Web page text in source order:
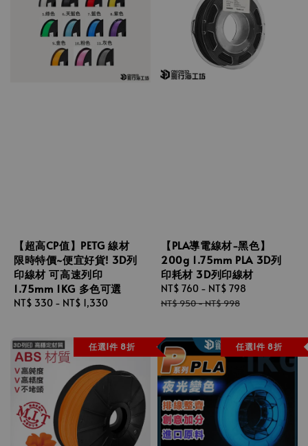
【超高CP值】PETG 線材
限時特價~便宜好貨! 3D列
印線材 可高速列印
1.75mm 1KG 多色可選
Regular
NT$ 330 - NT$ 1,330
【PLA導電線材-黑色】
200g 1.75mm PLA 3D列
印耗材 3D列印線材
Sale
price
NT$ 760 - NT$ 798
NT$ 950-NT$ 998
任選1件 8折 任選1件 8折